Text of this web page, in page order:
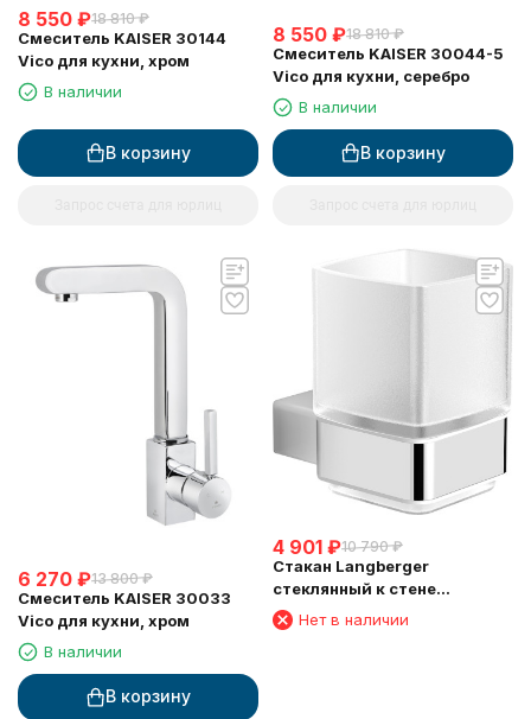
8 550 ₽18 810 ₽
Смеситель KAISER 30144
Vico для кухни, хром
В наличии
В корзину
8 550 ₽18 810 ₽
Смеситель KAISER 30044-5
Vico для кухни, серебро
В наличии
В корзину
6 270 ₽13 800 ₽
Смеситель KAISER 30033
Vico для кухни, хром
В наличии
В корзину
4 901 ₽10 790 ₽
Стакан Langberger
стеклянный к стене
квадратный 11311A
Нет в наличии